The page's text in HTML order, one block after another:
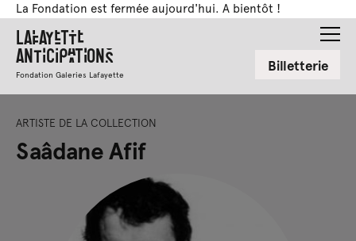
La Fondation est fermée aujourd'hui. A bientôt !
Lafayette
Anticipations
Fondation Galeries Lafayette Billetterie
ARTISTE DE LA COLLECTION
Saâdane Afif